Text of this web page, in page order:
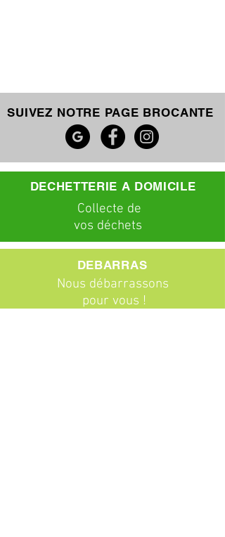
SUIVEZ NOTRE PAGE BROCANTE
DECHETTERIE A DOMICILE
Collecte de
vos déchets
DEBARRAS
Nous débarrassons
pour vous !